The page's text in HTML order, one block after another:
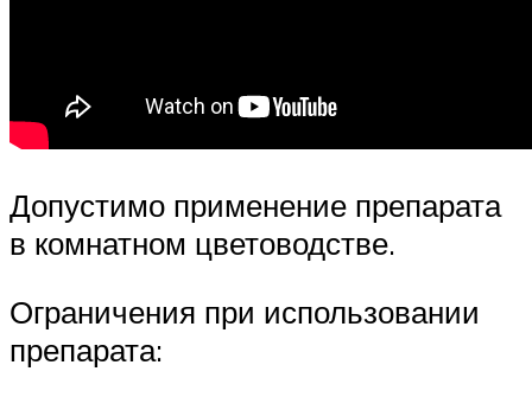
Допустимо применение препарата
в комнатном цветоводстве.
Ограничения при использовании
препарата: